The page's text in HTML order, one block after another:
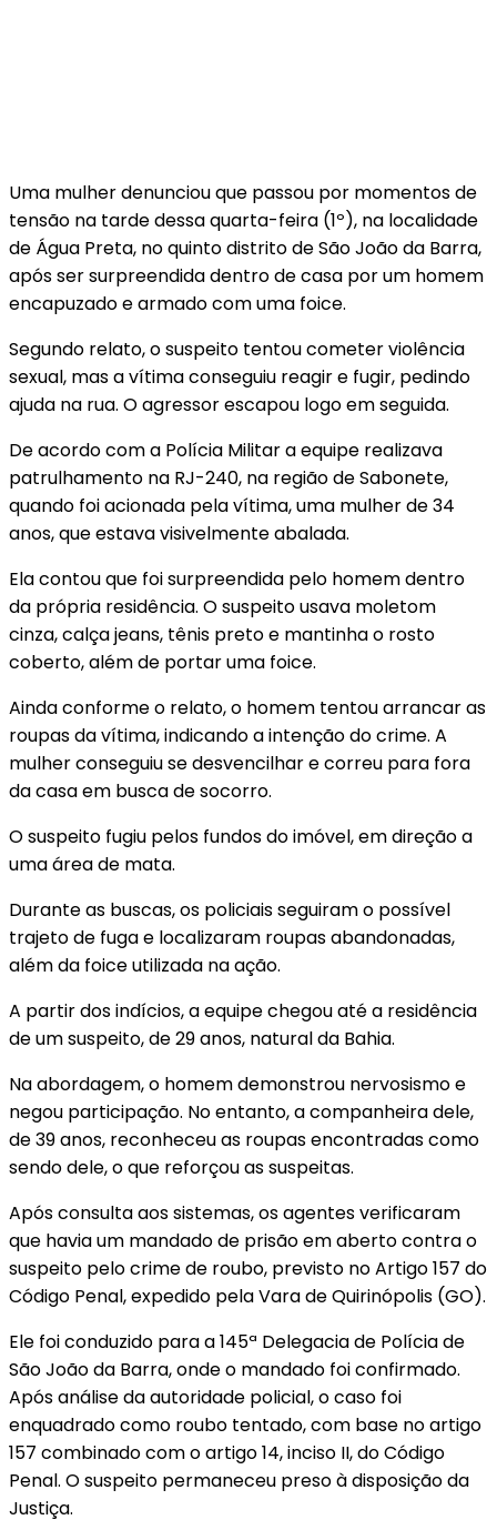
Uma mulher denunciou que passou por momentos de
tensão na tarde dessa quarta-feira (1º), na localidade
de Água Preta, no quinto distrito de São João da Barra,
após ser surpreendida dentro de casa por um homem
encapuzado e armado com uma foice.
Segundo relato, o suspeito tentou cometer violência
sexual, mas a vítima conseguiu reagir e fugir, pedindo
ajuda na rua. O agressor escapou logo em seguida.
De acordo com a Polícia Militar a equipe realizava
patrulhamento na RJ-240, na região de Sabonete,
quando foi acionada pela vítima, uma mulher de 34
anos, que estava visivelmente abalada.
Ela contou que foi surpreendida pelo homem dentro
da própria residência. O suspeito usava moletom
cinza, calça jeans, tênis preto e mantinha o rosto
coberto, além de portar uma foice.
Ainda conforme o relato, o homem tentou arrancar as
roupas da vítima, indicando a intenção do crime. A
mulher conseguiu se desvencilhar e correu para fora
da casa em busca de socorro.
O suspeito fugiu pelos fundos do imóvel, em direção a
uma área de mata.
Durante as buscas, os policiais seguiram o possível
trajeto de fuga e localizaram roupas abandonadas,
além da foice utilizada na ação.
A partir dos indícios, a equipe chegou até a residência
de um suspeito, de 29 anos, natural da Bahia.
Na abordagem, o homem demonstrou nervosismo e
negou participação. No entanto, a companheira dele,
de 39 anos, reconheceu as roupas encontradas como
sendo dele, o que reforçou as suspeitas.
Após consulta aos sistemas, os agentes verificaram
que havia um mandado de prisão em aberto contra o
suspeito pelo crime de roubo, previsto no Artigo 157 do
Código Penal, expedido pela Vara de Quirinópolis (GO).
Ele foi conduzido para a 145ª Delegacia de Polícia de
São João da Barra, onde o mandado foi confirmado.
Após análise da autoridade policial, o caso foi
enquadrado como roubo tentado, com base no artigo
157 combinado com o artigo 14, inciso II, do Código
Penal. O suspeito permaneceu preso à disposição da
Justiça.